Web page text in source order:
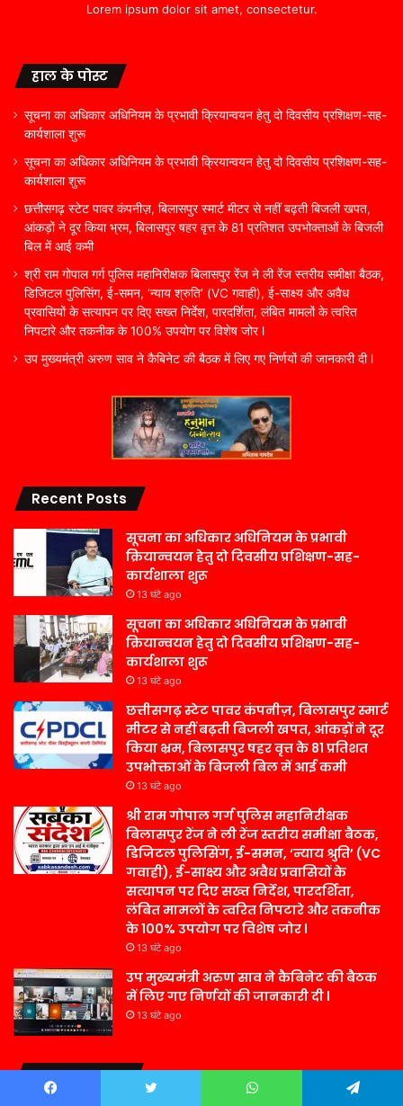
Lorem ipsum dolor sit amet, consectetur.
हाल के पोस्ट
सूचना का अधिकार अधिनियम के प्रभावी क्रियान्वयन हेतु दो दिवसीय प्रशिक्षण-सह-
कार्यशाला शुरू
सूचना का अधिकार अधिनियम के प्रभावी क्रियान्वयन हेतु दो दिवसीय प्रशिक्षण-सह-
कार्यशाला शुरू
छत्तीसगढ़ स्टेट पावर कंपनीज़, बिलासपुर स्मार्ट मीटर से नहीं बढ़ती बिजली खपत,
आंकड़ों ने दूर किया भ्रम, बिलासपुर षहर वृत्त केे 81 प्रतिशत उपभोक्ताओं के बिजली
बिल में आई कमी
श्री राम गोपाल गर्ग पुलिस महानिरीक्षक बिलासपुर रेंज ने ली रेंज स्तरीय समीक्षा बैठक,
डिजिटल पुलिसिंग, ई-समन, ‘न्याय श्रुति’ (VC गवाही), ई-साक्ष्य और अवैध
प्रवासियों के सत्यापन पर दिए सख्त निर्देश, पारदर्शिता, लंबित मामलों के त्वरित
निपटारे और तकनीक के 100% उपयोग पर विशेष जोर l
उप मुख्यमंत्री अरुण साव ने कैबिनेट की बैठक में लिए गए निर्णयों की जानकारी दी l
Recent Posts
सूचना का अधिकार अधिनियम के प्रभावी
क्रियान्वयन हेतु दो दिवसीय प्रशिक्षण-सह-
कार्यशाला शुरू
13 घंटे ago
सूचना का अधिकार अधिनियम के प्रभावी
क्रियान्वयन हेतु दो दिवसीय प्रशिक्षण-सह-
कार्यशाला शुरू
13 घंटे ago
छत्तीसगढ़ स्टेट पावर कंपनीज़, बिलासपुर स्मार्ट
मीटर से नहीं बढ़ती बिजली खपत, आंकड़ों ने दूर
किया भ्रम, बिलासपुर षहर वृत्त केे 81 प्रतिशत
उपभोक्ताओं के बिजली बिल में आई कमी
13 घंटे ago
श्री राम गोपाल गर्ग पुलिस महानिरीक्षक
बिलासपुर रेंज ने ली रेंज स्तरीय समीक्षा बैठक,
डिजिटल पुलिसिंग, ई-समन, ‘न्याय श्रुति’ (VC
गवाही), ई-साक्ष्य और अवैध प्रवासियों के
सत्यापन पर दिए सख्त निर्देश, पारदर्शिता,
लंबित मामलों के त्वरित निपटारे और तकनीक
के 100% उपयोग पर विशेष जोर l
13 घंटे ago
उप मुख्यमंत्री अरुण साव ने कैबिनेट की बैठक
में लिए गए निर्णयों की जानकारी दी l
13 घंटे ago
Contact Us –